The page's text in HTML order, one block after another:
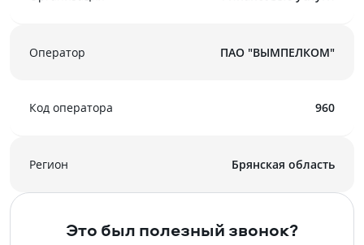
Оператор ПАО "ВЫМПЕЛКОМ"
Код оператора 960
Регион Брянская область
Это был полезный звонок?